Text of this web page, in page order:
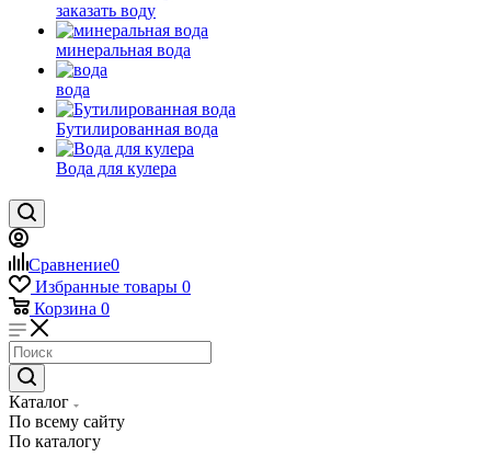
заказать воду
минеральная вода
вода
Бутилированная вода
Вода для кулера
Сравнение0
Избранные товары 0
Корзина 0
Каталог
По всему сайту
По каталогу